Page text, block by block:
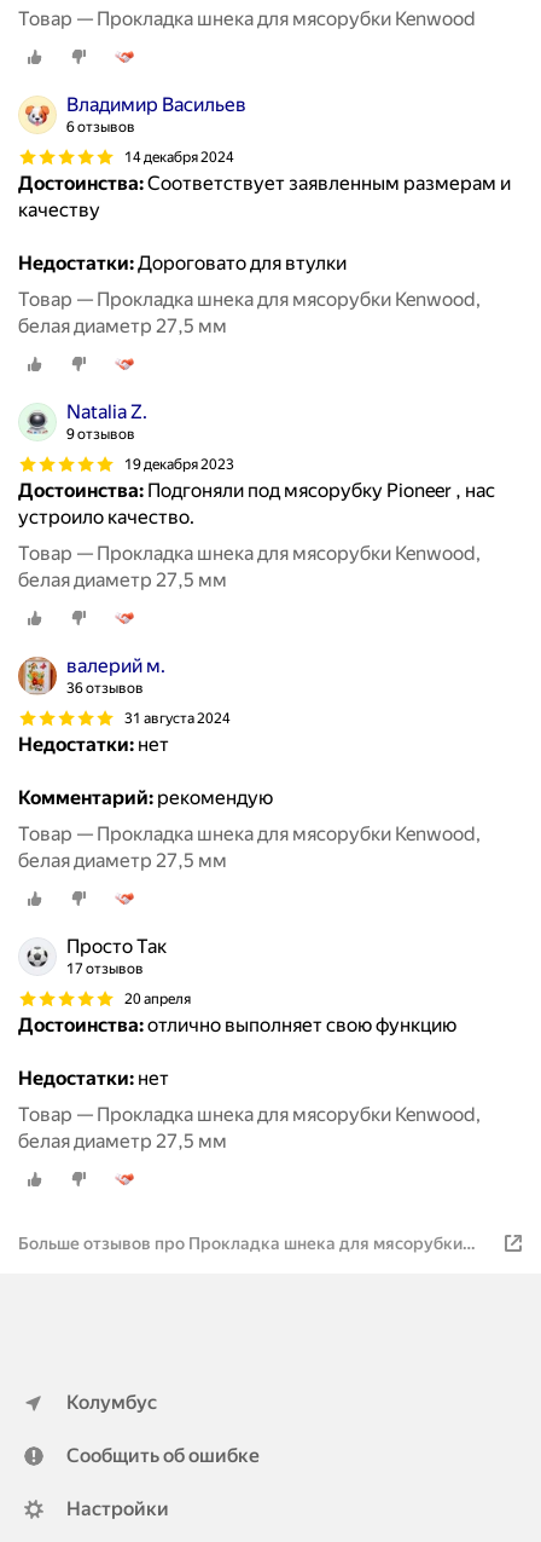
Товар — Прокладка шнека для мясорубки Kenwood
Владимир Васильев
6 отзывов
14 декабря 2024
Достоинства:Соответствует заявленным размерам и
качеству
Недостатки:Дороговато для втулки
Товар — Прокладка шнека для мясорубки Kenwood,
белая диаметр 27,5 мм
Natalia Z.
9 отзывов
19 декабря 2023
Достоинства: Подгоняли под мясорубку Pioneer , нас
устроило качество.
Товар — Прокладка шнека для мясорубки Kenwood,
белая диаметр 27,5 мм
валерий м.
36 отзывов
31 августа 2024
Недостатки: нет
Комментарий: рекомендую
Товар — Прокладка шнека для мясорубки Kenwood,
белая диаметр 27,5 мм
Просто Так
17 отзывов
20 апреля
Достоинства:отлично выполняет свою функцию
Недостатки: нет
Товар — Прокладка шнека для мясорубки Kenwood,
белая диаметр 27,5 мм
Больше отзывов про Прокладка шнека для мясорубки
Колумбус
Сообщить об ошибке
Настройки